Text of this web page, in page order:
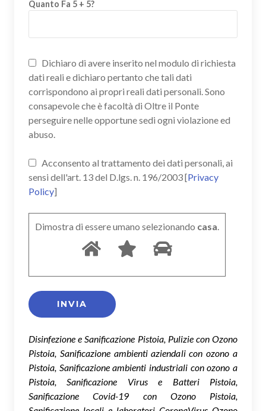
Quanto Fa 5 + 5?
Dichiaro di avere inserito nel modulo di richiesta
dati reali e dichiaro pertanto che tali dati
corrispondono ai propri reali dati personali. Sono
consapevole che è facoltà di Oltre il Ponte
perseguire nelle opportune sedi ogni violazione ed
abuso.
Acconsento al trattamento dei dati personali, ai
sensi dell'art. 13 del D.lgs. n. 196/2003 [Privacy
Policy]
Dimostra di essere umano selezionando casa.
Disinfezione e Sanificazione Pistoia, Pulizie con Ozono
Pistoia, Sanificazione ambienti aziendali con ozono a
Pistoia, Sanificazione ambienti industriali con ozono a
Pistoia, Sanificazione Virus e Batteri Pistoia,
Sanificazione Covid-19 con Ozono Pistoia,